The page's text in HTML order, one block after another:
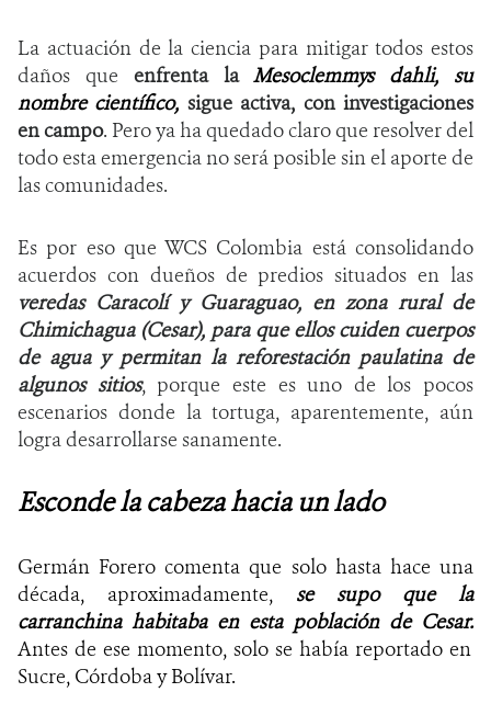
La actuación de la ciencia para mitigar todos estos
daños que enfrenta laMesoclemmys dahli, su
nombre científico, sigue activa, con investigaciones
en campo. Pero ya ha quedado claro que resolver del
todo esta emergencia no será posible sin el aporte de
las comunidades.
Es por eso que WCS Colombia está consolidando
acuerdos con dueños de predios situados en las
veredas Caracolí y Guaraguao, en zona rural de
Chimichagua (Cesar), para que ellos cuiden cuerpos
de agua y permitan la reforestación paulatina de
algunos sitios, porque este es uno de los pocos
escenarios donde la tortuga, aparentemente, aún
logra desarrollarse sanamente.
Esconde la cabeza hacia un lado
Germán Forero comenta que solo hasta hace una
década, aproximadamente, se supo que la
carranchina habitaba en esta población de Cesar.
Antes de ese momento, solo se había reportado en
Sucre, Córdoba y Bolívar.